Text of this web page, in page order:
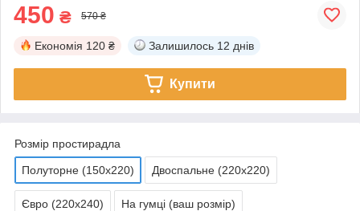
450 ₴ 570 ₴
Економія 120 ₴ Залишилось 12 днів
Купити
Розмір простирадла
Полуторне (150х220) Двоспальне (220х220)
Євро (220х240) На гумці (ваш розмір)